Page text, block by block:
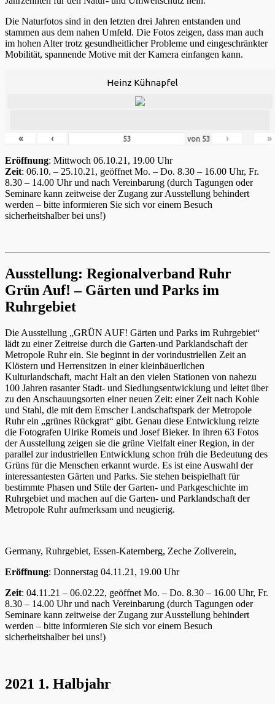
Die Naturfotos sind in den letzten drei Jahren entstanden und
stammen aus dem nahen Umfeld. Die Fotos zeigen, dass man auch
im hohen Alter trotz gesundheitlicher Probleme und eingeschränkter
Mobilität, spannende Motive mit der Kamera einfangen kann.
Heinz Kühnapfel
« ‹ von 53 › »
Eröffnung: Mittwoch 06.10.21, 19.00 Uhr
Zeit: 06.10. – 25.10.21, geöffnet Mo. – Do. 8.30 – 16.00 Uhr, Fr.
8.30 – 14.00 Uhr und nach Vereinbarung (durch Tagungen oder
Seminare kann zeitweise der Zugang zur Ausstellung behindert
werden – bitte informieren Sie sich vor einem Besuch
sicherheitshalber bei uns!)
Ausstellung: Regionalverband Ruhr
Grün Auf! – Gärten und Parks im
Ruhrgebiet
Die Ausstellung „GRÜN AUF! Gärten und Parks im Ruhrgebiet“
lädt zu einer Zeitreise durch die Garten-und Parklandschaft der
Metropole Ruhr ein. Sie beginnt in der vorindustriellen Zeit an
Klöstern und Herrensitzen in einer kleinbäuerlichen
Kulturlandschaft, macht Halt an den vielen Stationen von nahezu
100 Jahren rasanter Stadt- und Siedlungsentwicklung und leitet über
zu den Anschauungsorten einer neuen Zeit: einer Zeit nach Kohle
und Stahl, die mit dem Emscher Landschaftspark der Metropole
Ruhr ein „grünes Rückgrat“ gibt. Genau diese Entwicklung reizte
die Fotografen Ulrike Romeis und Josef Bieker. In ihren 63 Fotos
der Ausstellung zeigen sie die grüne Vielfalt einer Region, in der
parallel zur industriellen Entwicklung schon früh die Bedeutung des
Grüns für die Menschen erkannt wurde. Es ist eine Auswahl der
interessantesten Gärten und Parks. Sie stehen beispielhaft für
bestimmte Phasen und Stile der Garten- und Parkgeschichte im
Ruhrgebiet und machen auf die Garten- und Parklandschaft der
Metropole Ruhr aufmerksam und neugierig.
Germany, Ruhrgebiet, Essen-Katernberg, Zeche Zollverein,
Eröffnung: Donnerstag 04.11.21, 19.00 Uhr
Zeit: 04.11.21 – 06.02.22, geöffnet Mo. – Do. 8.30 – 16.00 Uhr, Fr.
8.30 – 14.00 Uhr und nach Vereinbarung (durch Tagungen oder
Seminare kann zeitweise der Zugang zur Ausstellung behindert
werden – bitte informieren Sie sich vor einem Besuch
sicherheitshalber bei uns!)
2021 1. Halbjahr